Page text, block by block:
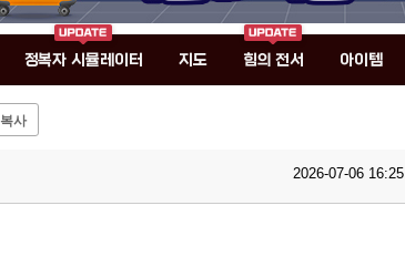
정복자 시뮬레이터 지도 힘의 전서 아이템
복사
2026-07-06 16:25